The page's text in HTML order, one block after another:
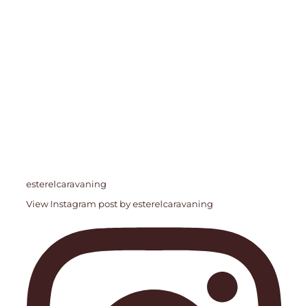
esterelcaravaning
View Instagram post by esterelcaravaning